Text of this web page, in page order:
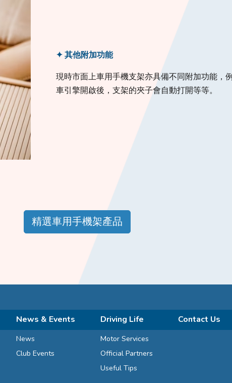
✦ 其他附加功能
現時市面上車用手機支架亦具備不同附加功能，
車引擎開啟後，支架的夾子會自動打開等等。
精選車用手機架產品
News & Events
News
Club Events
Driving Life
Motor Services
Official Partners
Useful Tips
Contact Us